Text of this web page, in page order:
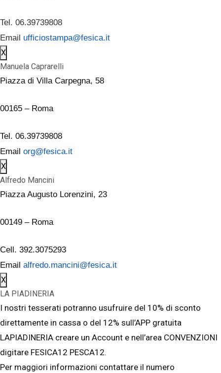
Tel. 06.39739808
Email ufficiostampa@fesica.it
X
Manuela Caprarelli
Piazza di Villa Carpegna, 58
00165 – Roma
Tel. 06.39739808
Email org@fesica.it
X
Alfredo Mancini
Piazza Augusto Lorenzini, 23
00149 – Roma
Cell. 392.3075293
Email alfredo.mancini@fesica.it
X
LA PIADINERIA
I nostri tesserati potranno usufruire del 10% di sconto
direttamente in cassa o del 12% sull’APP gratuita
LAPIADINERIA creare un Account e nell’area CONVENZIONI
digitare FESICA12 PESCA12.
Per maggiori informazioni contattare il numero